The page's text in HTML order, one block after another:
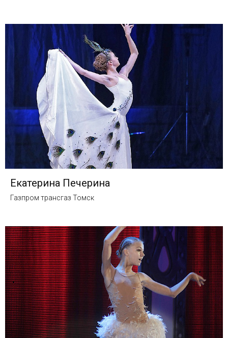
Екатерина Печерина
Газпром трансгаз Томск